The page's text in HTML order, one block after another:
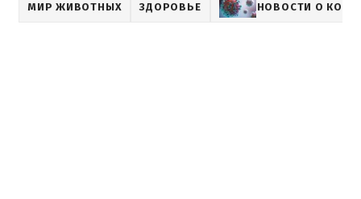
МИР ЖИВОТНЫХ ЗДОРОВЬЕ НОВОСТИ О